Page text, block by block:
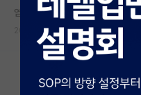
연구실&오픈랩
커뮤니티
커뮤니티 홈
염세적인 맹자
2024.02.13 6 2336